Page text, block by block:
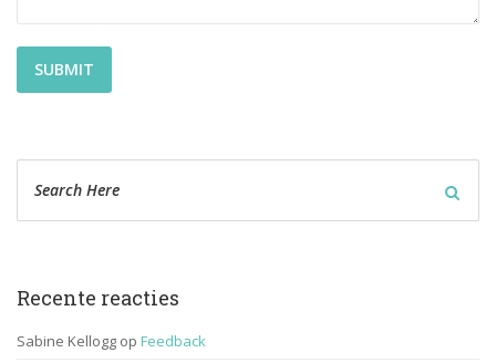
Recente reactie
Sabine Kellogg op Feedback